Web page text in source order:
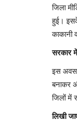
​​जिला
हुई।
काकानी
सरकार में
​इस
बनाकर
जिलों में
लिखी